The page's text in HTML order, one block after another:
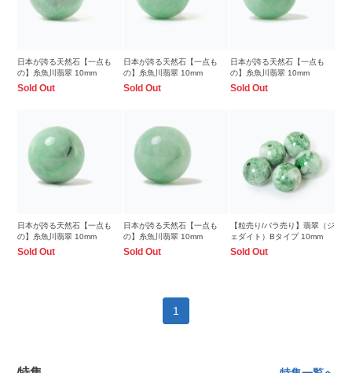
日本が誇る天然石【一点も
の】糸魚川翡翠 10mm
Sold Out
日本が誇る天然石【一点も
の】糸魚川翡翠 10mm
Sold Out
日本が誇る天然石【一点も
の】糸魚川翡翠 10mm
Sold Out
日本が誇る天然石【一点も
の】糸魚川翡翠 10mm
Sold Out
日本が誇る天然石【一点も
の】糸魚川翡翠 10mm
Sold Out
【粒売り/バラ売り】翡翠（ジ
ェダイト）Bタイプ 10mm
Sold Out
1